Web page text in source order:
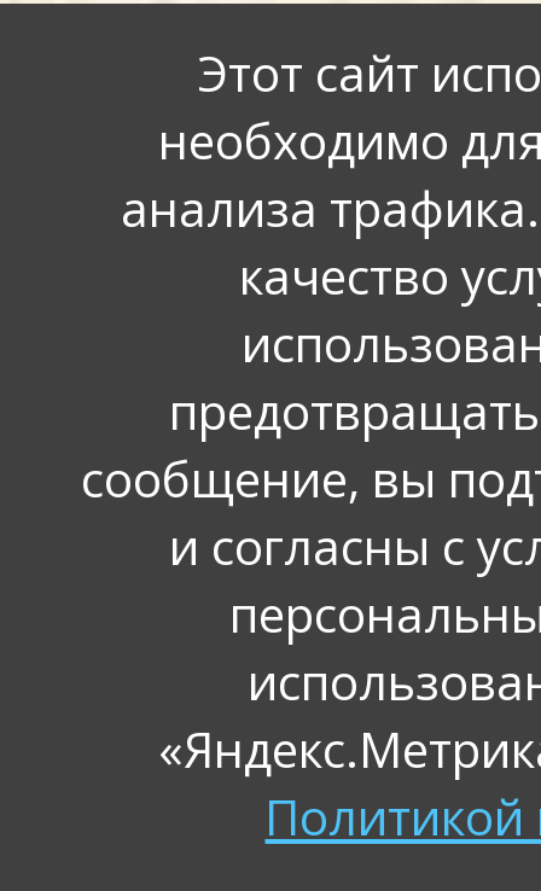
Этот сайт
необходимо
анализа
качество
сообщение, вы
и согласны с